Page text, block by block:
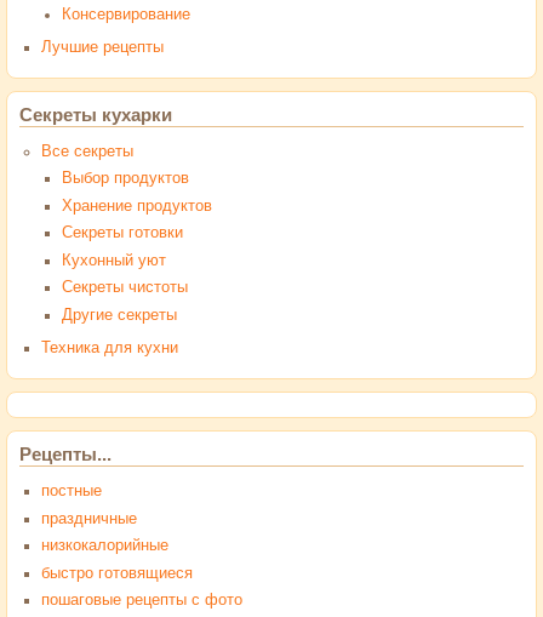
Консервирование
Лучшие рецепты
Секреты кухарки
Все секреты
Выбор продуктов
Хранение продуктов
Секреты готовки
Кухонный уют
Секреты чистоты
Другие секреты
Техника для кухни
Рецепты...
постные
праздничные
низкокалорийные
быстро готовящиеся
пошаговые рецепты с фото